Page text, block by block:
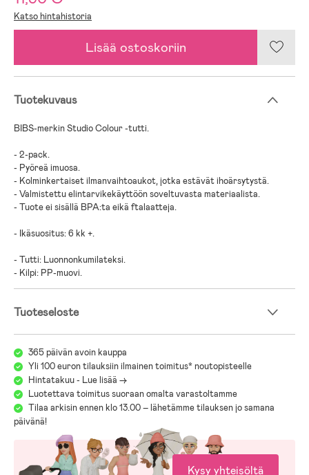
Katso hintahistoria
Lisää ostoskoriin
Tuotekuvaus
BIBS-merkin Studio Colour -tutti.
- 2-pack.
- Pyöreä imuosa.
- Kolminkertaiset ilmanvaihtoaukot, jotka estävät ihoärsytystä.
- Valmistettu elintarvikekäyttöön soveltuvasta materiaalista.
- Tuote ei sisällä BPA:ta eikä ftalaatteja.
- Ikäsuositus: 6 kk +.
- Tutti: Luonnonkumilateksi.
- Kilpi: PP-muovi.
Tuoteseloste
365 päivän avoin kauppa
Yli 100 euron tilauksiin ilmainen toimitus* noutopisteelle
Hintatakuu - Lue lisää ->
Luotettava toimitus suoraan omalta varastoltamme
Tilaa arkisin ennen klo 13.00 – lähetämme tilauksen jo samana
päivänä!
Kysy yhteisöltä